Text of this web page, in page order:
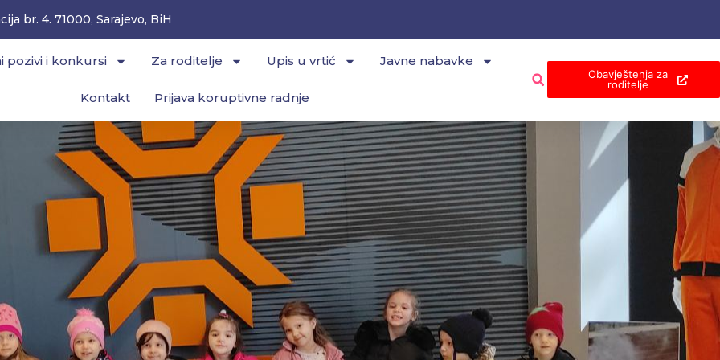
br. 4. 71000, Sarajevo, BiH
pozivi i konkursi Za roditelje Upis u vrtić Javne nabavke
Kontakt Prijava koruptivne radnje
Obavještenja za
roditelje